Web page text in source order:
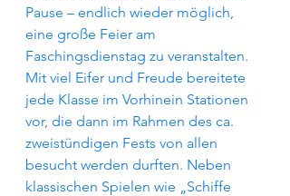
Pause – endlich wieder möglich,
eine große Feier am
Faschingsdienstag zu veranstalten.
Mit viel Eifer und Freude bereitete
jede Klasse im Vorhinein Stationen
vor, die dann im Rahmen des ca.
zweistündigen Fests von allen
besucht werden durften. Neben
klassischen Spielen wie „Schiffe